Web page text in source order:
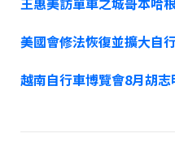
美國會修法恢復並擴大自
越南自行車博覽會8月胡